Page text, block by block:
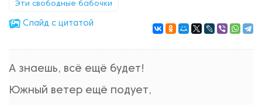
Эти свободные бабочки
Cлайд с цитатой
А знаешь, всё ещё будет!
Южный ветер ещё подует,